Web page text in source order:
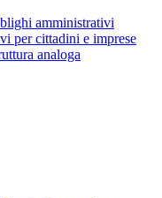
amministrativi
per cittadini e imprese
analoga